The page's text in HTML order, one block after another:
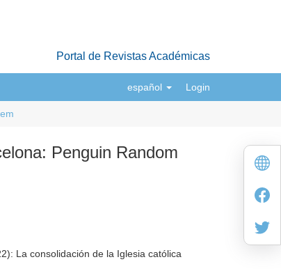
Portal de Revistas Académicas
español Login
Penguin Random
La consolidación de la Iglesia católica